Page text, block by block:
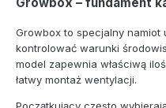
Growbox to specjalny namiot
kontrolować warunki
model zapewnia właściwą
łatwy montaż wentylacji.